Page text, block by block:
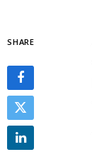
SHARE